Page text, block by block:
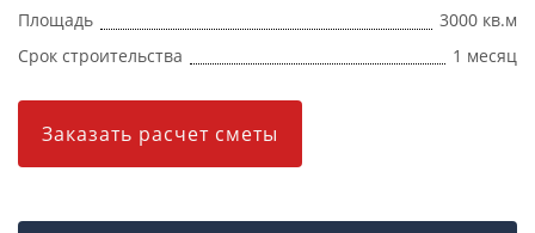
Площадь
3000 кв.м
Срок строительства
1 месяц
Заказать расчет сметы